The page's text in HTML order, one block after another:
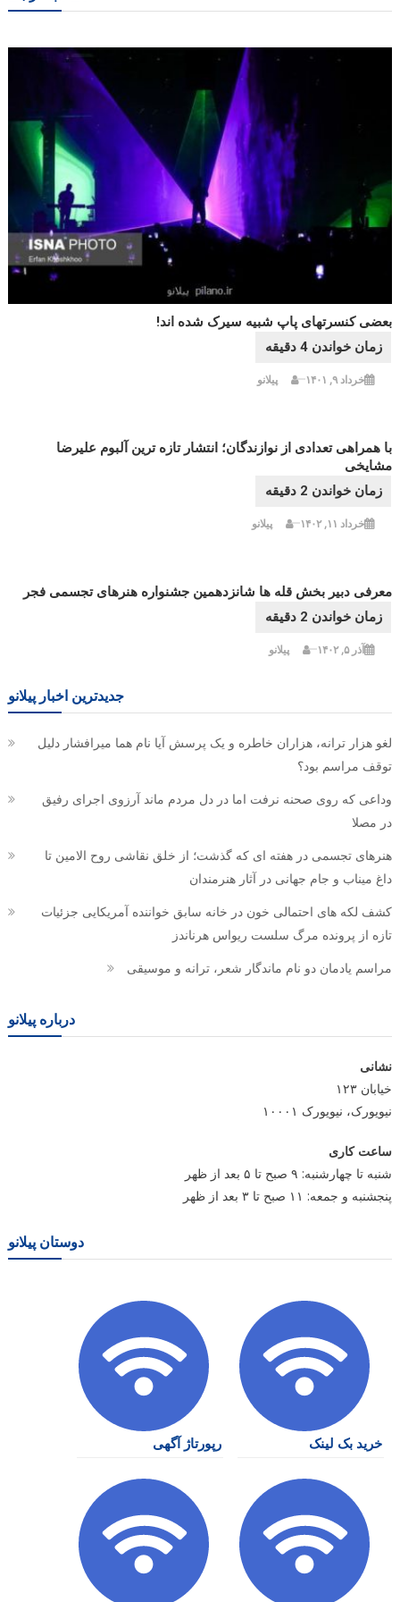
بعضی کنسرتهای پاپ شبیه سیرک شده اند!
خرداد ۹, ۱۴۰۱ پیلانو
با همراهی تعدادی از نوازندگان؛ انتشار تازه ترین آلبوم علیرضا
مشایخی
خرداد ۱۱, ۱۴۰۲ پیلانو
معرفی دبیر بخش قله ها شانزدهمین جشنواره هنرهای تجسمی فجر
آذر ۵, ۱۴۰۲ پیلانو
جدیدترین اخبار پیلانو
لغو هزار ترانه، هزاران خاطره و یک پرسش آیا نام هما میرافشار دلیل
توقف مراسم بود؟
وداعی که روی صحنه نرفت اما در دل مردم ماند آرزوی اجرای رفیق
در مصلا
هنرهای تجسمی در هفته ای که گذشت؛ از خلق نقاشی روح الامین تا
داغ میناب و جام جهانی در آثار هنرمندان
کشف لکه های احتمالی خون در خانه سابق خواننده آمریکایی جزئیات
تازه از پرونده مرگ سلست ریواس هرناندز
مراسم یادمان دو نام ماندگار شعر، ترانه و موسیقی
درباره پیلانو
نشانی
خیابان ۱۲۳
نیویورک، نیویورک ۱۰۰۰۱
ساعت کاری
شنبه تا چهارشنبه: ۹ صبح تا ۵ بعد از ظهر
پنجشنبه و جمعه: ۱۱ صبح تا ۳ بعد از ظهر
دوستان پیلانو
خرید بک لینک رپورتاژ آگهی